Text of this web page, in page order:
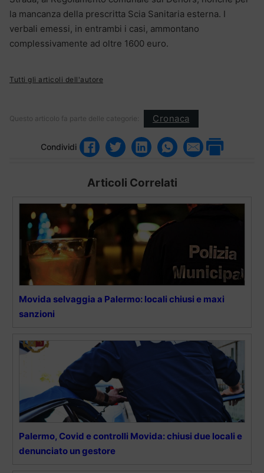
la mancanza della prescritta Scia Sanitaria esterna. I
verbali emessi, in entrambi i casi, ammontano
complessivamente ad oltre 1600 euro.
Tutti gli articoli dell'autore
Questo articolo fa parte delle categorie: Cronaca
Condividi
Articoli Correlati
Movida selvaggia a Palermo: locali chiusi e maxi
sanzioni
Palermo, Covid e controlli Movida: chiusi due locali e
denunciato un gestore